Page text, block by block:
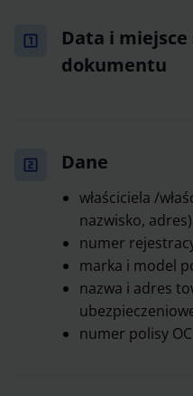
Data i
dokumentu
Dane
właściciela /
nazwisko, adres)
numer
marka i model
nazwa i adres
numer polisy OC